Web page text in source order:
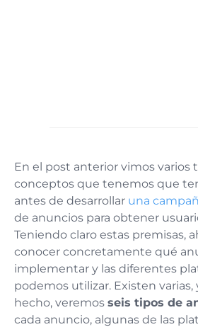
En el post anterior vimos varios
conceptos que tenemos que
antes de desarrollar una
de anuncios para obtener
Teniendo claro estas premisas,
conocer concretamente qué
implementar y las diferentes
podemos utilizar. Existen varias,
hecho, veremos seis tipos de
cada anuncio, algunas de las